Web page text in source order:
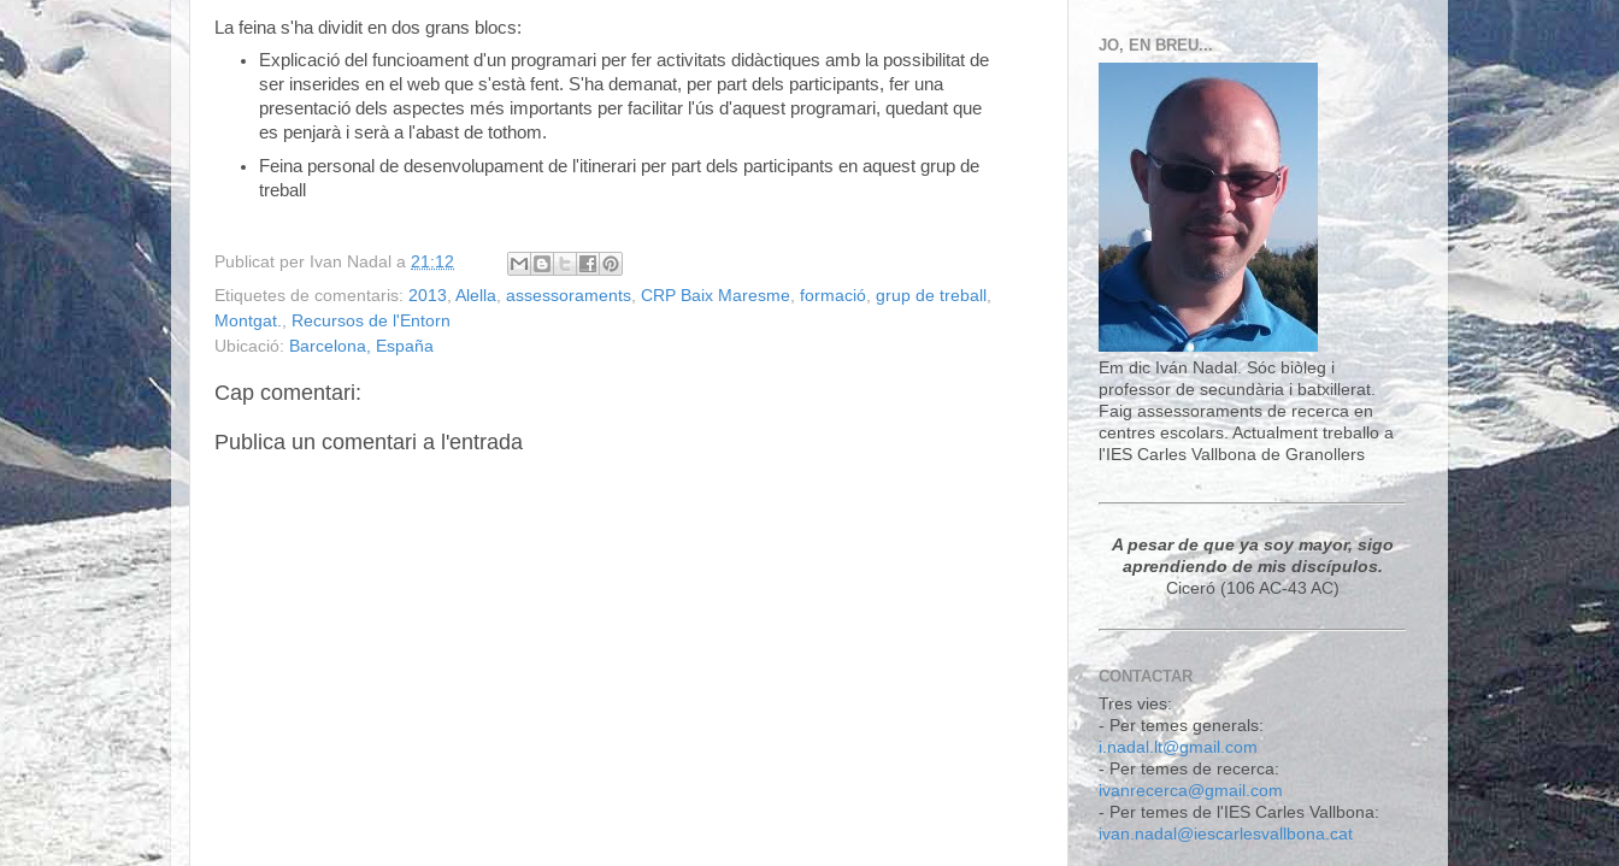
La feina s'ha dividit en dos grans blocs:
Explicació del funcioament d'un programari per fer activitats didàctiques amb la possibilitat de
ser inserides en el web que s'està fent. S'ha demanat, per part dels participants, fer una
presentació dels aspectes més importants per facilitar l'ús d'aquest programari, quedant que
es penjarà i serà a l'abast de tothom.
Feina personal de desenvolupament de l'itinerari per part dels participants en aquest grup de
treball
Publicat per Ivan Nadal a 21:12
Etiquetes de comentaris: 2013 Alella assessoraments CRP Baix Maresme formació grup de treball
Montgat.
Recursos de l'Entorn
Ubicació: Barcelona, España
Cap comentari:
Publica un comentari a l'entrada
JO, EN BREU...
Em dic Iván Nadal. Sóc biòleg i
professor de secundària i batxillerat.
Faig assessoraments de recerca en
centres escolars. Actualment treballo a
l'IES Carles Vallbona de Granollers
A pesar de que ya soy mayor, sigo
aprendiendo de mis discípulos.
Ciceró (106 AC-43 AC)
CONTACTAR
Tres vies:
- Per temes generals:
i.nadal.lt@gmail.com
- Per temes de recerca:
ivanrecerca@gmail.com
- Per temes de l'IES Carles Vallbona:
ivan.nadal@iescarlesvallbona.cat